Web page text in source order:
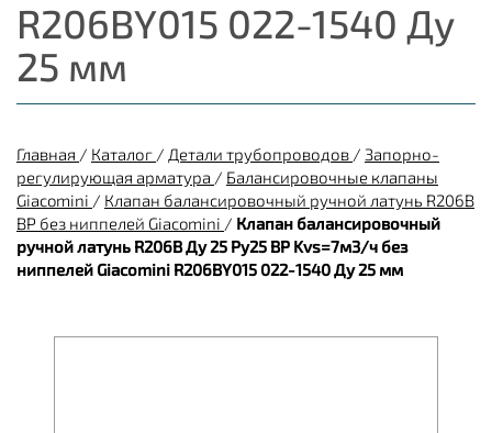
R206BY015 022-1540 Ду
25 мм
Главная / Каталог / Детали трубопроводов / Запорно-
регулирующая арматура / Балансировочные клапаны
Giacomini / Клапан балансировочный ручной латунь R206B
ВР без ниппелей Giacomini / Клапан балансировочный
ручной латунь R206B Ду 25 Ру25 ВР Kvs=7м3/ч без
ниппелей Giacomini R206BY015 022-1540 Ду 25 мм